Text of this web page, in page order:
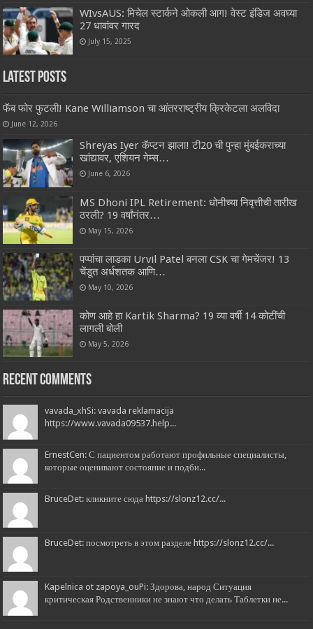
WIvsAUS: मिचेल स्टार्कने ओकली आग! वेस्ट इंडिज अवघ्या
27 धावांवर गारद
July 15, 2025
Latest Posts
फॅब फोर फुटली! Kane Williamson चा आंतरराष्ट्रीय क्रिकेटला अलविदा
June 12, 2026
Shreyas Iyer कॅप्टन झाला! टी20 ची पुन्हा मुंबईकराच्या
खांद्यावर, एशियन गेम्स…
June 6, 2026
MS Dhoni IPL Retirement: धोनीच्या निवृत्तीची तारीख
ठरली? 19 वर्षांनंतर…
May 15, 2026
पप्पांचा लाडका Urvil Patel बनला CSK चा गेमचेंजर! 13
चेंडूत अर्धशतक आणि…
May 10, 2026
कोण आहे हा Kartik Sharma? 19 व्या वर्षी 14 कोटींची
लागली बोली
May 5, 2026
Recent Comments
vavada_xhSi: vavada reklamacija
https://www.vavada09537.help...
ErnestCen: С пациентом работают профильные специалисты,
которые оценивают состояние и подби...
BruceDet: кликните сюда https://slonz12.cc/...
BruceDet: посмотреть в этом разделе https://slonz12.cc/...
Kapelnica ot zapoya_ouPi: Здорова, народ Ситуация
критическая Родственники не знают что делать Таблетки не...